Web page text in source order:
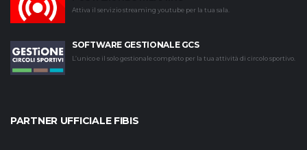
Attiva il servizio streaming youtube per la tua sala.
SOFTWARE GESTIONALE GCS
L’unico e il solo gestionale completo per la tua attività di circolo sportivo.
PARTNER UFFICIALE FIBIS